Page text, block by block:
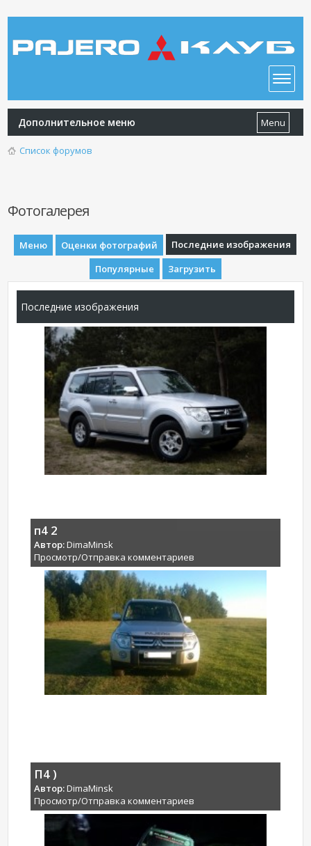
Дополнительное меню Menu
Список форумов
Фотогалерея
Меню Оценки фотографий
Последние изображения
Популярные
Загрузить
Последние изображения
п4 2
Автор:DimaMinsk
Просмотр/Отправка комментариев
П4 )
Автор:DimaMinsk
Просмотр/Отправка комментариев